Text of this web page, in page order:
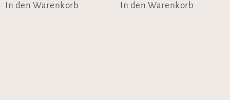
In den Warenkorb In den Warenkorb